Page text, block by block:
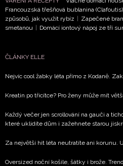
ochrany soukromí-
Vašimi údaji pracovat
vyhodnocení akce a zasílání
informace od našich
soukromí BurdaMedia
Francouzská třešňová bublanina (Clafoutis)
způsobů, jak využít rybíz | Zapečené
smetanou | Domácí iontový nápoj ze tří
ČLÁNKY ELLE
Nejvíc cool žabky léta přímo z Kodaně.
Kreatin po třicítce? Pro ženy může mít
Každý večer jen scrollování na gauči a
které uklidíte dům i zažehnete starou
Za největší hit léta neutratíte ani korunu.
Oversized noční košile, šátky i brože.